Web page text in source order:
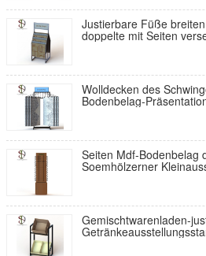
Justierbare Füße
doppelte mit Seiten
Wolldecken des
Bodenbelag-
Seiten Mdf-Bodenbelag
Soemhölzerner
Gemischtwarenladen-